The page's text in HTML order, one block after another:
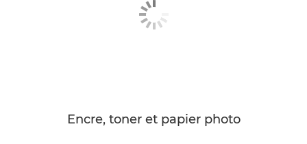
Encre, toner et papier photo